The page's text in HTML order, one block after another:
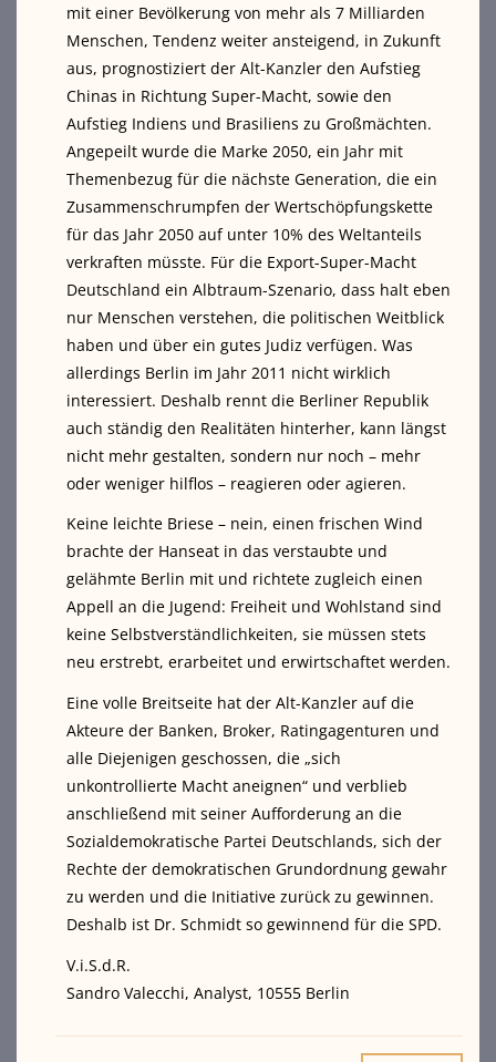
mit einer Bevölkerung von mehr als 7 Milliarden
Menschen, Tendenz weiter ansteigend, in Zukunft
aus, prognostiziert der Alt-Kanzler den Aufstieg
Chinas in Richtung Super-Macht, sowie den
Aufstieg Indiens und Brasiliens zu Großmächten.
Angepeilt wurde die Marke 2050, ein Jahr mit
Themenbezug für die nächste Generation, die ein
Zusammenschrumpfen der Wertschöpfungskette
für das Jahr 2050 auf unter 10% des Weltanteils
verkraften müsste. Für die Export-Super-Macht
Deutschland ein Albtraum-Szenario, dass halt eben
nur Menschen verstehen, die politischen Weitblick
haben und über ein gutes Judiz verfügen. Was
allerdings Berlin im Jahr 2011 nicht wirklich
interessiert. Deshalb rennt die Berliner Republik
auch ständig den Realitäten hinterher, kann längst
nicht mehr gestalten, sondern nur noch – mehr
oder weniger hilflos – reagieren oder agieren.
Keine leichte Briese – nein, einen frischen Wind
brachte der Hanseat in das verstaubte und
gelähmte Berlin mit und richtete zugleich einen
Appell an die Jugend: Freiheit und Wohlstand sind
keine Selbstverständlichkeiten, sie müssen stets
neu erstrebt, erarbeitet und erwirtschaftet werden.
Eine volle Breitseite hat der Alt-Kanzler auf die
Akteure der Banken, Broker, Ratingagenturen und
alle Diejenigen geschossen, die „sich
unkontrollierte Macht aneignen“ und verblieb
anschließend mit seiner Aufforderung an die
Sozialdemokratische Partei Deutschlands, sich der
Rechte der demokratischen Grundordnung gewahr
zu werden und die Initiative zurück zu gewinnen.
Deshalb ist Dr. Schmidt so gewinnend für die SPD.
V.i.S.d.R.
Sandro Valecchi, Analyst, 10555 Berlin